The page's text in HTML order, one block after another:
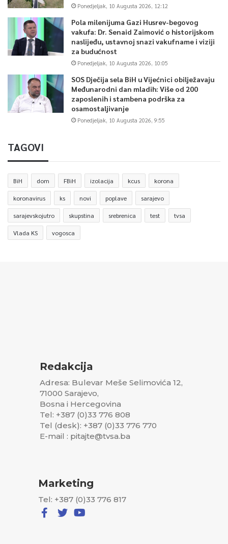
Ponedjeljak, 10 Augusta 2026, 12:12
Pola milenijuma Gazi Husrev-begovog
vakufa: Dr. Senaid Zaimović o historijskom
naslijeđu, ustavnoj snazi vakufname i viziji
za budućnost
Ponedjeljak, 10 Augusta 2026, 10:05
SOS Dječija sela BiH u Vijećnici obilježavaju
Međunarodni dan mladih: Više od 200
zaposlenih i stambena podrška za
osamostaljivanje
Ponedjeljak, 10 Augusta 2026, 9:55
TAGOVI
BiH dom FBiH izolacija kcus korona
koronavirus ks novi poplave sarajevo
sarajevskojutro skupstina srebrenica test tvsa
Vlada KS vogosca
Redakcija
Adresa: Bulevar Meše Selimovića 12,
71000 Sarajevo,
Bosna i Hercegovina
Tel: +387 (0)33 776 808
Tel (desk): +387 (0)33 776 770
E-mail : pitajte@tvsa.ba
Marketing
Tel: +387 (0)33 776 817